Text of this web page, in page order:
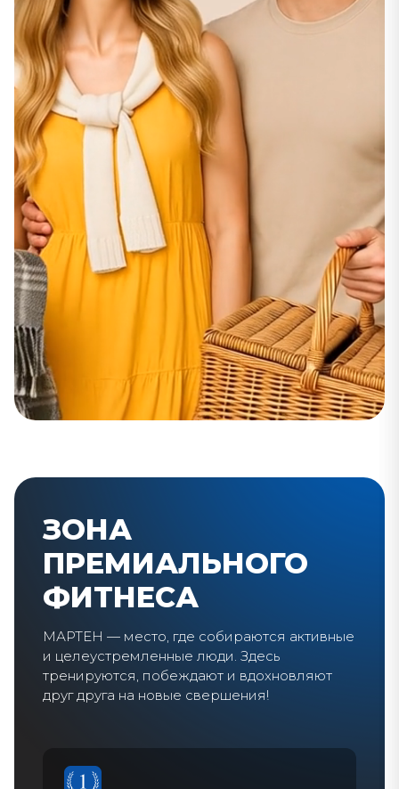
ЗОНА
ПРЕМИАЛЬНОГО
ФИТНЕСА
МАРТЕН — место, где собираются активные
и целеустремленные люди. Здесь
тренируются, побеждают и вдохновляют
друг друга на новые свершения!